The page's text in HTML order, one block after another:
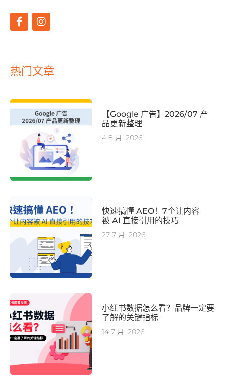
热门文章
【Google 广告】2026/07 产
品更新整理
4 8 月, 2026
快速搞懂 AEO！7个让内容
被 AI 直接引用的技巧
27 7 月, 2026
小红书数据怎么看？品牌一定要
了解的关键指标
14 7 月, 2026